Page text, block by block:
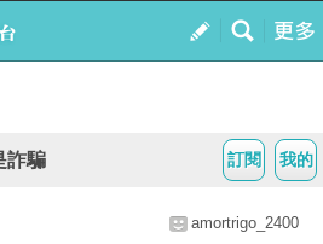
我的
訂閱
詐騙
amortrigo_2400